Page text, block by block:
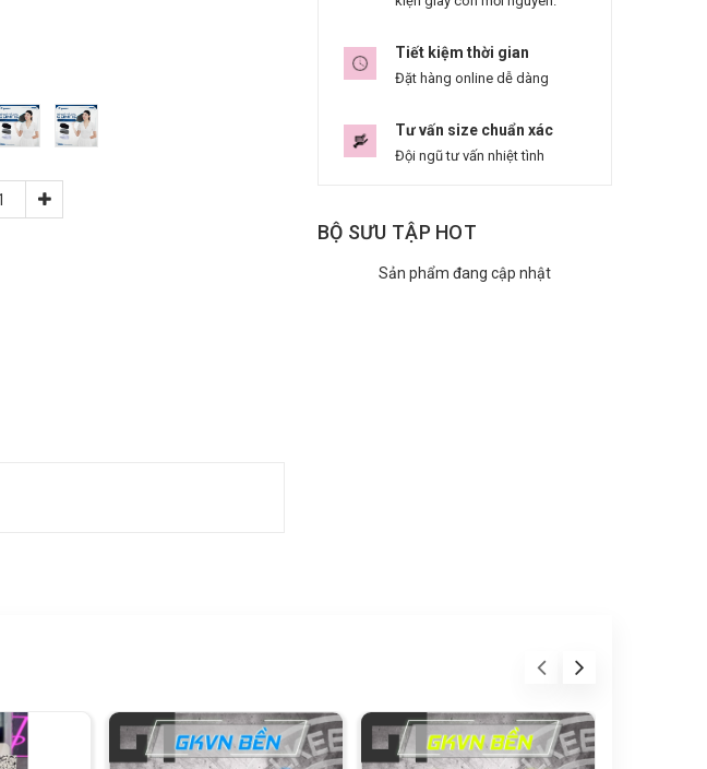
Tiết kiệm thời gian
Đặt hàng online dễ dàng
Tư vấn size chuẩn xác
Đội ngũ tư vấn nhiệt tình
BỘ SƯU TẬP HOT
Sản phẩm đang cập nhật